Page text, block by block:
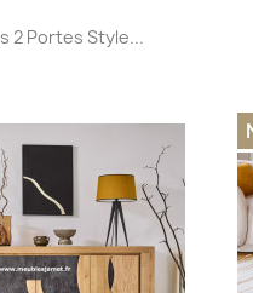
rapide
2 Portes Style...